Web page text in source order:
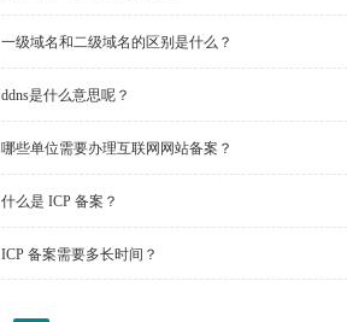
一级域名和二级域名的区别是什么？
ddns是什么意思呢？
哪些单位需要办理互联网网站备案？
什么是 ICP 备案？
ICP 备案需要多长时间？